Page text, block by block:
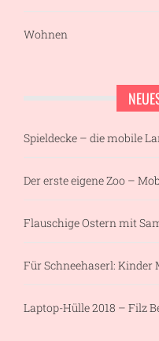
Wohnen
Spieldecke – die mobile
Der erste eigene Zoo –
Flauschige Ostern mit
Für Schneehaserl:
Laptop-Hülle 2018 – Filz